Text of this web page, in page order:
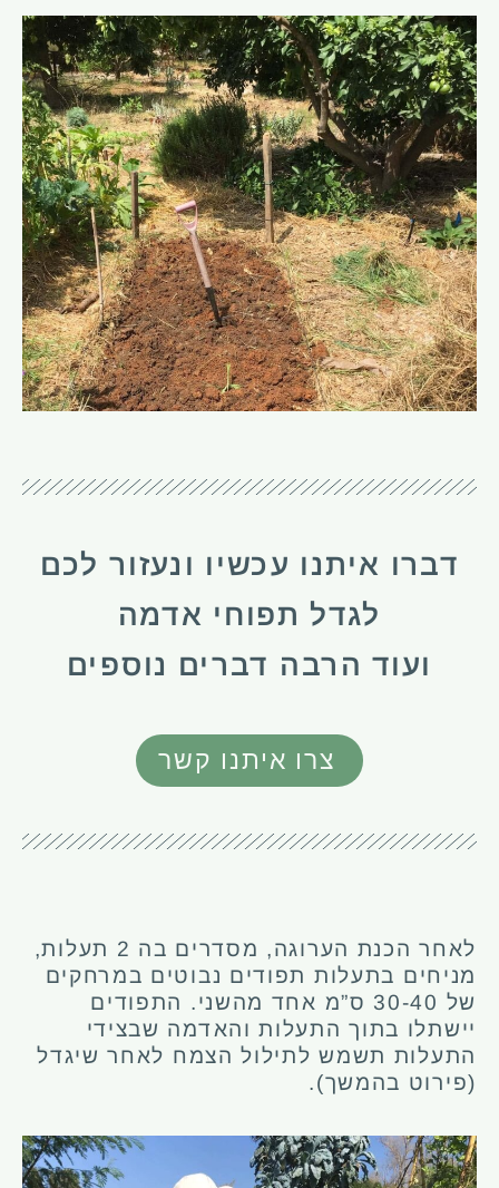
דברו איתנו עכשיו ונעזור לכם
לגדל תפוחי אדמה
ועוד הרבה דברים נוספים
צרו איתנו קשר
לאחר הכנת הערוגה, מסדרים בה 2 תעלות,
מניחים בתעלות תפודים נבוטים במרחקים
של 30-40 ס”מ אחד מהשני. התפודים
יישתלו בתוך התעלות והאדמה שבצידי
התעלות תשמש לתילול הצמח לאחר שיגדל
(פירוט בהמשך).